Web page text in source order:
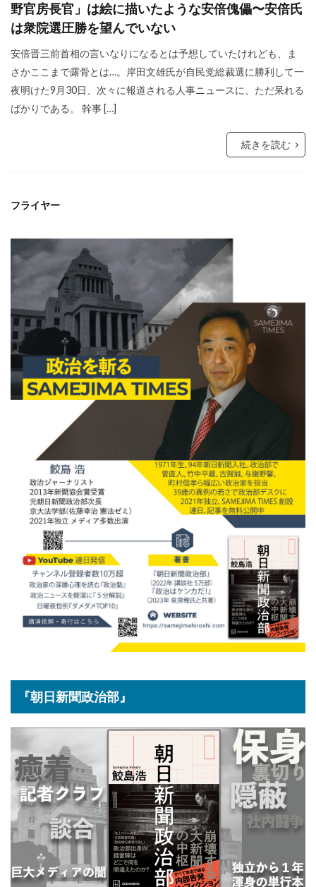
野官房長官」は絵に描いたような安倍傀儡〜安倍氏
は衆院選圧勝を望んでいない
安倍晋三前首相の言いなりになるとは予想していたけれども、ま
さかここまで露骨とは…。岸田文雄氏が自民党総裁選に勝利して一
夜明けた9月30日、次々に報道される人事ニュースに、ただ呆れる
ばかりである。 幹事 […]
続きを読む
フライヤー
『朝日新聞政治部』